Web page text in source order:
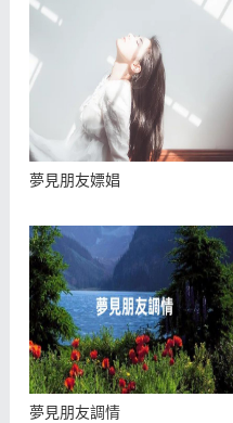
夢見朋友嫖娼
夢見朋友調情